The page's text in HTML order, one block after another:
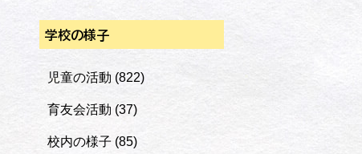
学校の様子
児童の活動 (822)
育友会活動 (37)
校内の様子 (85)